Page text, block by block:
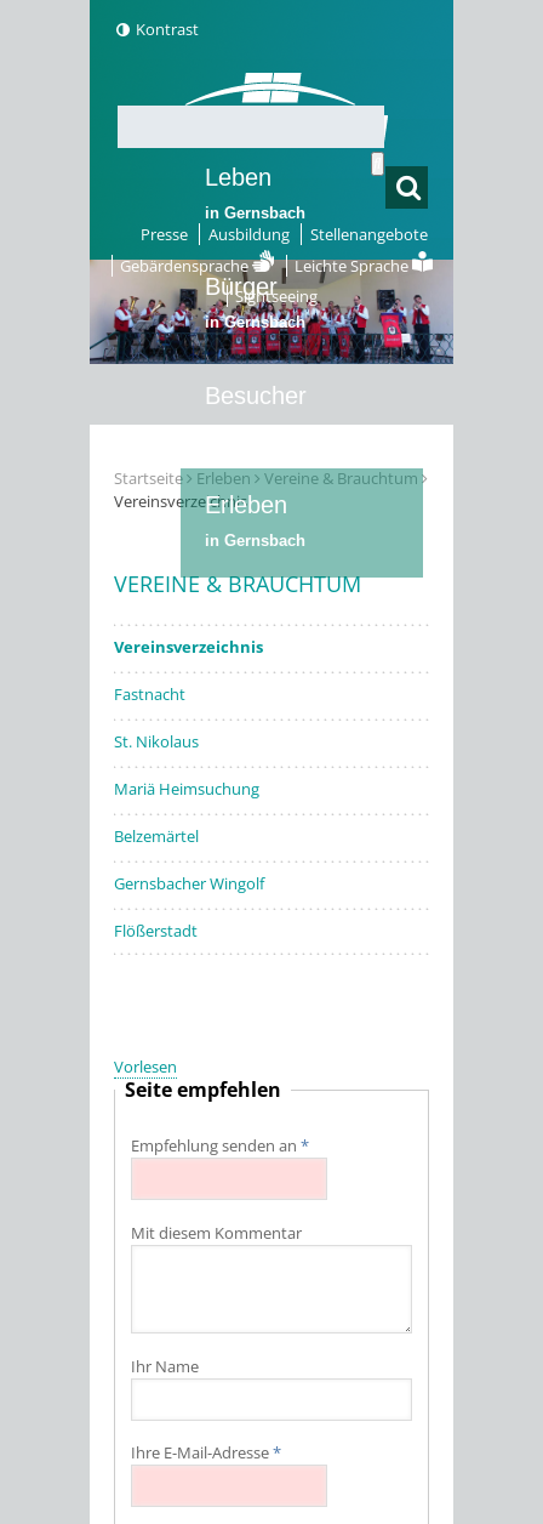
Kontrast
Presse Ausbildung
Stellenangebote
Gebärdensprache
Leichte Sprache
Sightseeing
Leben
in Gernsbach
Bürger
in Gernsbach
Besucher
Erleben
in Gernsbach
Startseite Erleben
Vereine & Brauchtum
Vereinsverzeichnis
VEREINE & BRAUCHTUM
Vereinsverzeichnis
Fastnacht
St. Nikolaus
Mariä Heimsuchung
Belzemärtel
Gernsbacher Wingolf
Flößerstadt
Vorlesen
Seite empfehlen
Empfehlung senden an *
Mit diesem Kommentar
Ihr Name
Ihre E-Mail-Adresse*